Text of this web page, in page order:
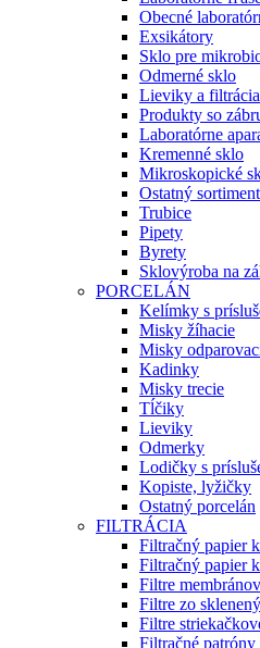
Obecné
Exsikátory
Sklo pre
Odmerné sklo
Lieviky a filtrácia
Produkty so
Laboratórne
Kremenné sklo
Mikroskopické
Ostatný
Trubice
Pipety
Byrety
Sklovýroba na
PORCELÁN
Kelímky s
Misky žíhacie
Misky
Kadinky
Misky trecie
Tĺčiky
Lieviky
Odmerky
Lodičky s
Kopiste, lyžičky
Ostatný porcelán
FILTRÁCIA
Filtračný papier
Filtračný papier
Filtre
Filtre zo
Filtre
Filtračné patróny